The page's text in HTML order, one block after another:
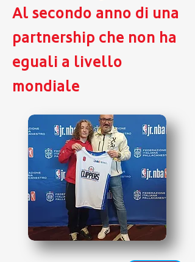
Al secondo anno di una
partnership che non ha
eguali a livello
mondiale